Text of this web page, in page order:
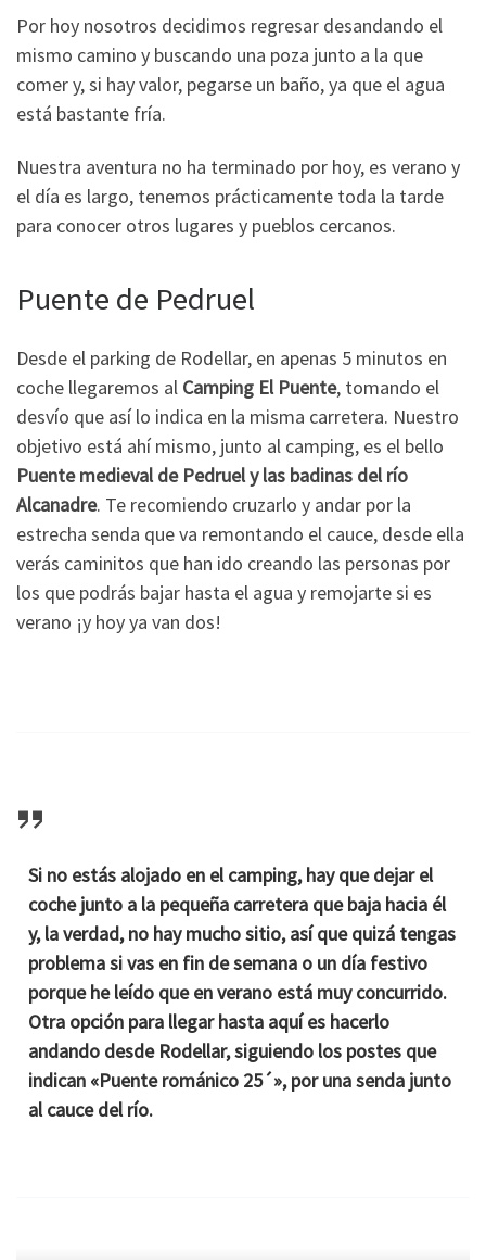
Por hoy nosotros decidimos regresar desandando el
mismo camino y buscando una poza junto a la que
comer y, si hay valor, pegarse un baño, ya que el agua
está bastante fría.
Nuestra aventura no ha terminado por hoy, es verano y
el día es largo, tenemos prácticamente toda la tarde
para conocer otros lugares y pueblos cercanos.
Puente de Pedruel
Desde el parking de Rodellar, en apenas 5 minutos en
coche llegaremos al Camping El Puente, tomando el
desvío que así lo indica en la misma carretera. Nuestro
objetivo está ahí mismo, junto al camping, es el bello
Puente medieval de Pedruel y las badinas del río
Alcanadre. Te recomiendo cruzarlo y andar por la
estrecha senda que va remontando el cauce, desde ella
verás caminitos que han ido creando las personas por
los que podrás bajar hasta el agua y remojarte si es
verano ¡y hoy ya van dos!
Si no estás alojado en el camping, hay que dejar el
coche junto a la pequeña carretera que baja hacia él
y, la verdad, no hay mucho sitio, así que quizá tengas
problema si vas en fin de semana o un día festivo
porque he leído que en verano está muy concurrido.
Otra opción para llegar hasta aquí es hacerlo
andando desde Rodellar, siguiendo los postes que
indican «Puente románico 25´», por una senda junto
al cauce del río.